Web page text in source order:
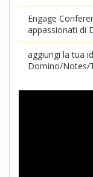
Engage
appassionati di
aggiungi la tua
Domino/Notes/